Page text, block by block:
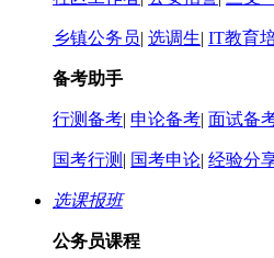
乡镇公务员| 选调生| IT教育
备考助手
行测备考| 申论备考| 面试备
国考行测 | 国考申论| 经验分
选课报班
公务员课程